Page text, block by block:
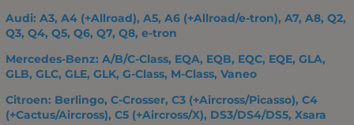
Audi: A3, A4 (+Allroad), A5, A6 (+Allroad/e-tron), A7, A8, Q2,
Q3, Q4, Q5, Q6, Q7, Q8, e-tron
Mercedes-Benz: A/B/C-Class, EQA, EQB, EQC, EQE, GLA,
GLB, GLC, GLE, GLK, G-Class, M-Class, Vaneo
Citroen: Berlingo, C-Crosser, C3 (+Aircross/Picasso), C4
(+Cactus/Aircross), C5 (+Aircross/X), DS3/DS4/DS5, Xsara